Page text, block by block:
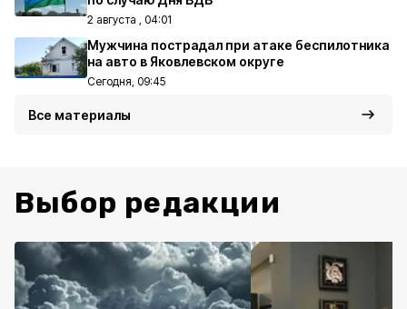
2 августа , 04:01
Мужчина пострадал при атаке беспилотника
на авто в Яковлевском округе
Сегодня, 09:45
Все материалы
Выбор редакции